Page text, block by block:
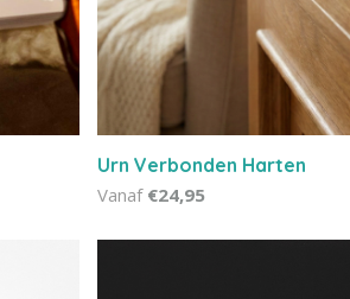
Urn Verbonden Harten
Vanaf€24,95